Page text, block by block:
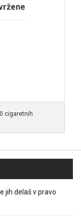
cigaretnih
jih delaš v pravo